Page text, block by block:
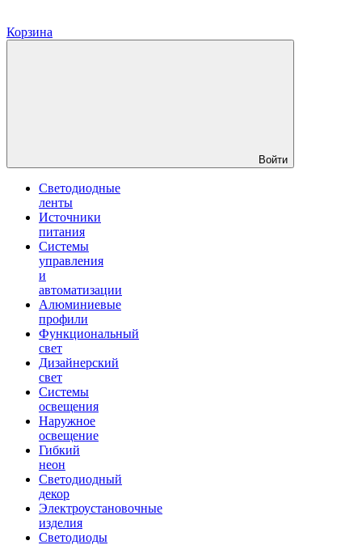
Корзина
Войти
Светодиодные
ленты
Источники
питания
Системы
управления
и
автоматизации
Алюминиевые
профили
Функциональный
свет
Дизайнерский
свет
Системы
освещения
Наружное
освещение
Гибкий
неон
Светодиодный
декор
Электроустановочные
изделия
Светодиоды